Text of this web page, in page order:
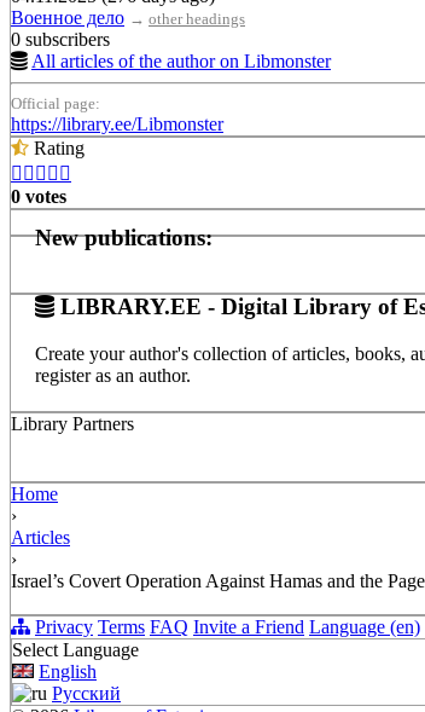
Военное дело → other headings
0 subscribers
All articles of the author on Libmonster
Official page:
https://library.ee/Libmonster
Rating
    
0 votes
New publications:
LIBRARY.EE - Digital Library of
Create your author's collection of articles, books,
register as an author.
Library Partners
Home
›
Articles
›
Israel’s Covert Operation Against Hamas and the
Privacy Terms FAQ Invite a Friend Language (en)
Select Language
English
Русский